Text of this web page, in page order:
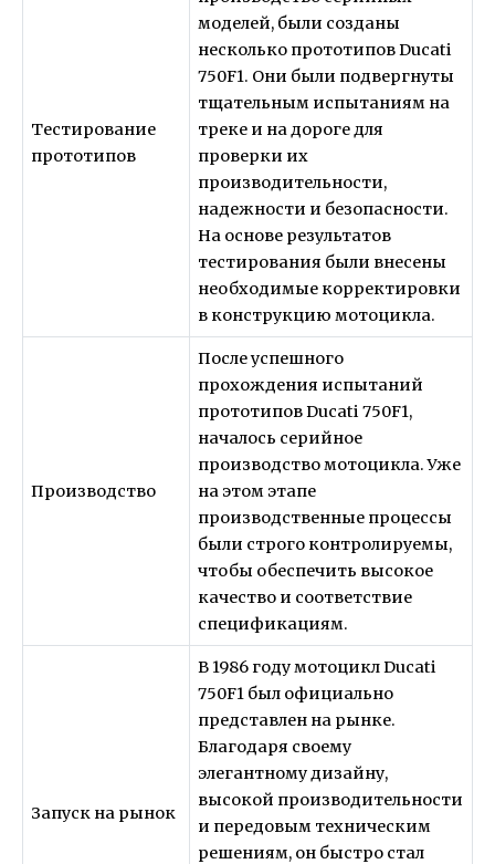
Тестирование
прототипов
моделей, были созданы
несколько прототипов Ducati
750F1. Они были подвергнуты
тщательным испытаниям на
треке и на дороге для
проверки их
производительности,
надежности и безопасности.
На основе результатов
тестирования были внесены
необходимые корректировки
в конструкцию мотоцикла.
Производство
После успешного
прохождения испытаний
прототипов Ducati 750F1,
началось серийное
производство мотоцикла. Уже
на этом этапе
производственные процессы
были строго контролируемы,
чтобы обеспечить высокое
качество и соответствие
спецификациям.
Запуск на рынок
В 1986 году мотоцикл Ducati
750F1 был официально
представлен на рынке.
Благодаря своему
элегантному дизайну,
высокой производительности
и передовым техническим
решениям, он быстро стал